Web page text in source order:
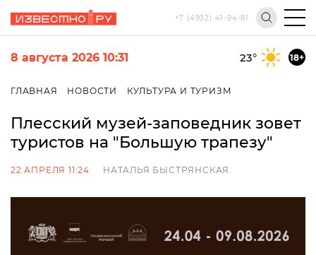
+7 (4932) 41-94-81
8 августа 2026 10:31 23° 18+
ГЛАВНАЯ НОВОСТИ КУЛЬТУРА И ТУРИЗМ
Плесский музей-заповедник зовет
туристов на "Большую трапезу"
22 АПРЕЛЯ 11:24 НАТАЛЬЯ БЫСТРЯНСКАЯ